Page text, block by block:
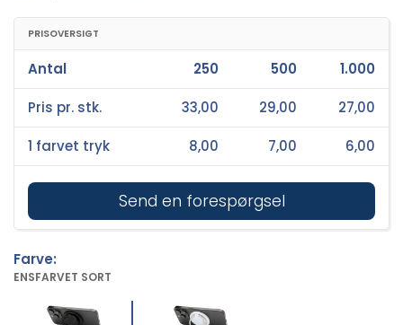
PRISOVERSIGT
Send en forespørgsel
Antal 250 500 1.000
Pris pr. stk. 33,00 29,00 27,00
1 farvet tryk 8,00 7,00 6,00
Farve:
ENSFARVET SORT